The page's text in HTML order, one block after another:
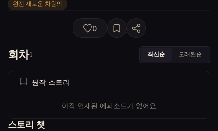
완전 새로운 차원의
0
회차1 최신순 오래된순
원작 스토리
아직 연재된 에피소드가 없어요
스토리 챗